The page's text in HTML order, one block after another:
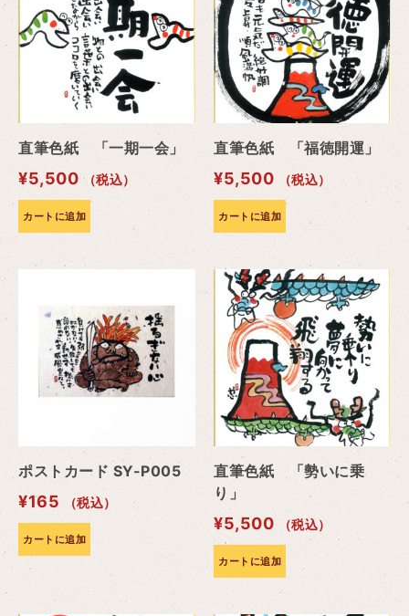
直筆色紙 「一期一会」
¥5,500 （税込）
カートに追加
直筆色紙 「福徳開運」
¥5,500 （税込）
カートに追加
ポストカード SY-P005
¥165 （税込）
カートに追加
直筆色紙 「勢いに乗
り」
¥5,500 （税込）
カートに追加